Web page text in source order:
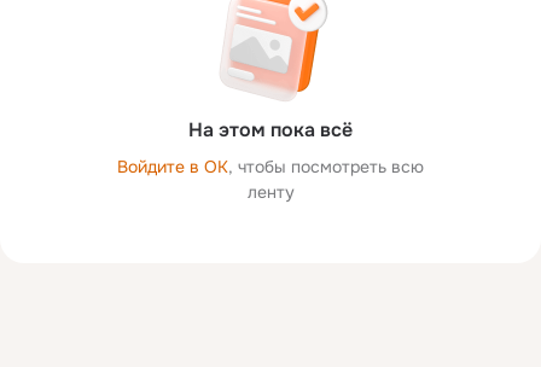
На этом пока всё
Войдите в ОК, чтобы посмотреть всю
ленту